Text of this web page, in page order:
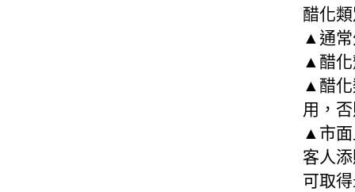
醋化
▲通常
▲醋化
▲醋化
用，
▲市面
客人
可取